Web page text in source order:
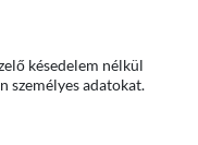
késedelem nélkül
személyes adatokat.